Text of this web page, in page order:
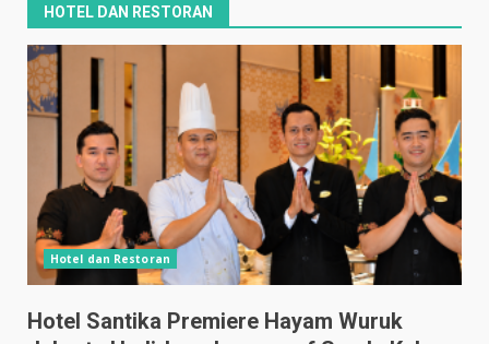
HOTEL DAN RESTORAN
Hotel dan Restoran
Hotel Santika Premiere Hayam Wuruk